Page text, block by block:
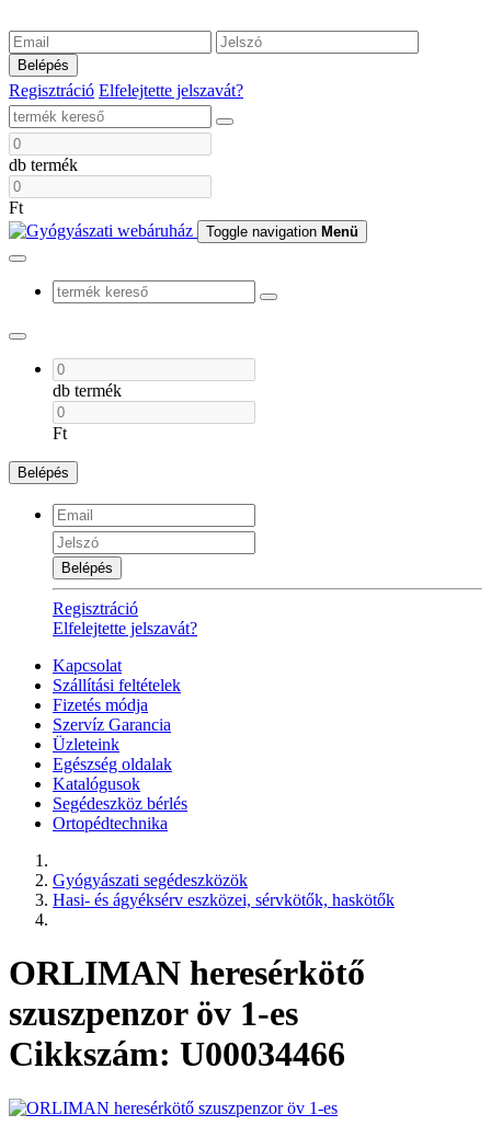
Belépés
Regisztráció Elfelejtette jelszavát?
db termék
Ft
Toggle navigation Menü
db termék
Ft
Belépés
Belépés
Regisztráció
Elfelejtette jelszavát?
Kapcsolat
Szállítási feltételek
Fizetés módja
Szervíz Garancia
Üzleteink
Egészség oldalak
Katalógusok
Segédeszköz bérlés
Ortopédtechnika
Gyógyászati segédeszközök
Hasi- és ágyéksérv eszközei, sérvkötők, haskötők
ORLIMAN heresérkötő
szuszpenzor öv 1-es
Cikkszám: U00034466